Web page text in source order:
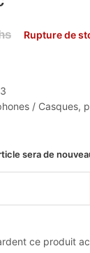
Rupture de
/ Casques,
sera de
ce produit